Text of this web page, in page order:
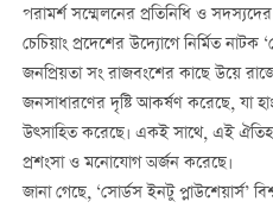
পরামর্শ সম্মেলনের প্রতিনিধি ও
চেচিয়াং প্রদেশের উদ্যোগে নির্মিত নাটক
জনপ্রিয়তা সং রাজবংশের কাছে উয়ে
জনসাধারণের দৃষ্টি আকর্ষণ করেছে, যা
উত্সাহিত করেছে। একই সাথে, এই
প্রশংসা ও মনোযোগ অর্জন করেছে।
জানা গেছে, ‘সোর্ডস ইনটু